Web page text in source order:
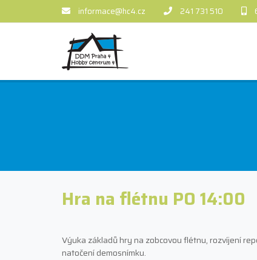
informace@hc4.cz 241 731 510
Hra na flétnu PO 14:00
Výuka základů hry na zobcovou flétnu, rozvíjení
natočení demosnímku.